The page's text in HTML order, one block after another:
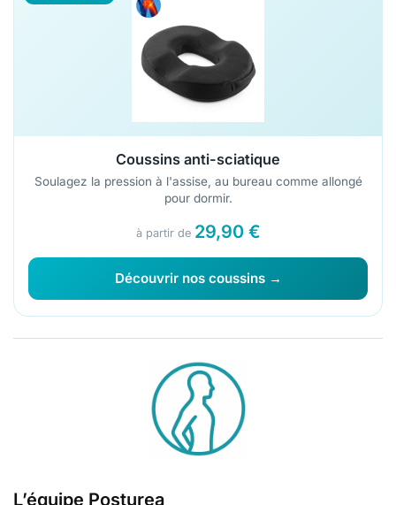
Coussins anti-sciatique
Soulagez la pression à l'assise, au bureau comme allongé
pour dormir.
à partir de 29,90 €
Découvrir nos coussins →
L’équipe Posturea